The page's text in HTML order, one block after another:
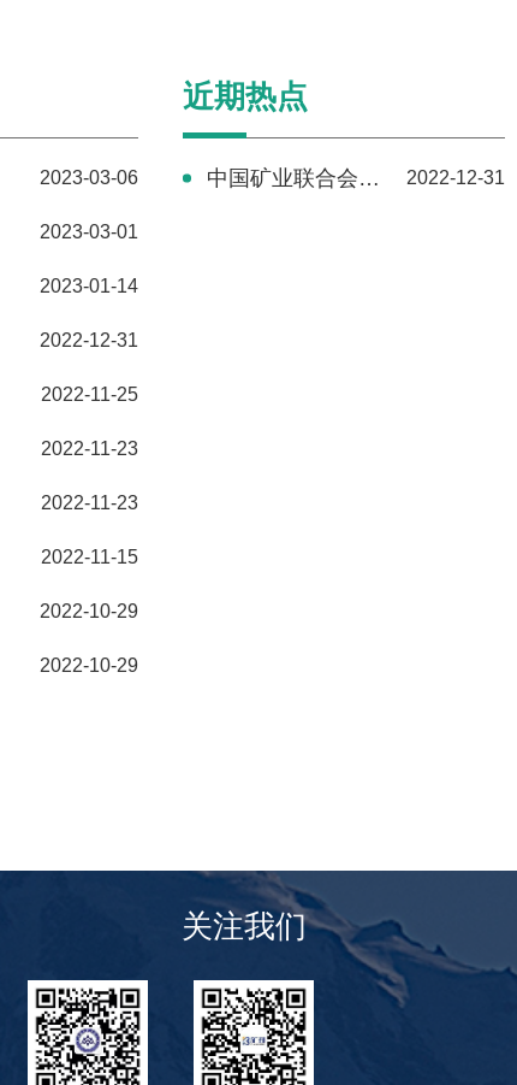
2023-03-06
2023-03-01
2023-01-14
2022-12-31
2022-11-25
2022-11-23
2022-11-23
2022-11-15
2022-10-29
2022-10-29
近期热点
中国矿业联合会发布2022中国矿业十大新闻 2022-12-31
关注我们